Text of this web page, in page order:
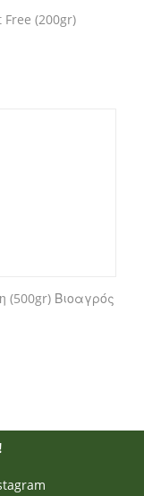
(200gr)
(500gr) Βιοαγρός